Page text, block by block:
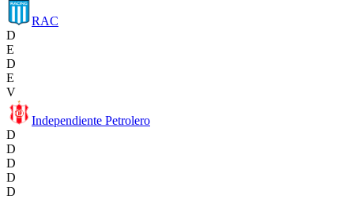
RAC
D
E
D
E
V
Independiente Petrolero
D
D
D
D
D